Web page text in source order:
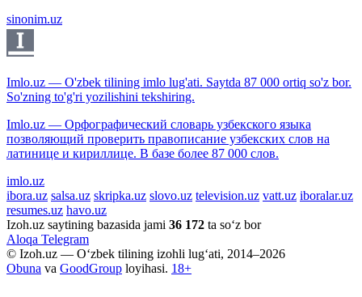
sinonim.uz
Imlo.uz — O'zbek tilining imlo lug'ati. Saytda 87 000 ortiq so'z bor.
So'zning to'g'ri yozilishini tekshiring.
Imlo.uz — Орфографический словарь узбекского языка
позволяющий проверить правописание узбекских слов на
латинице и кириллице. В базе более 87 000 слов.
imlo.uz
ibora.uz salsa.uz skripka.uz slovo.uz television.uz vatt.uz iboralar.uz
resumes.uz havo.uz
Izoh.uz saytining bazasida jami 36 172 ta so‘z bor
Aloqa Telegram
© Izoh.uz — O‘zbek tilining izohli lug‘ati, 2014–2026
Obuna va GoodGroup loyihasi. 18+